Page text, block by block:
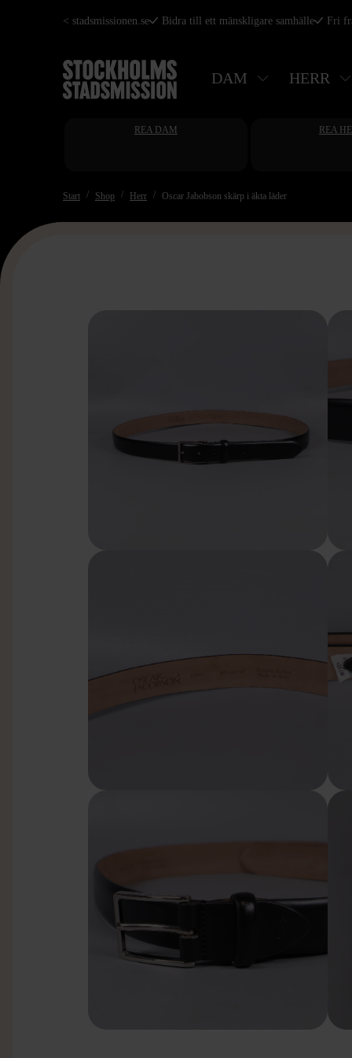
Hoppa
huvudinnehåll
< stadsmissionen.se Bidra till ett mänskligare samhälle Fri
DAM HERR
REA DAM REA
Start Shop Herr Oscar Jabobson skärp i äkta läder